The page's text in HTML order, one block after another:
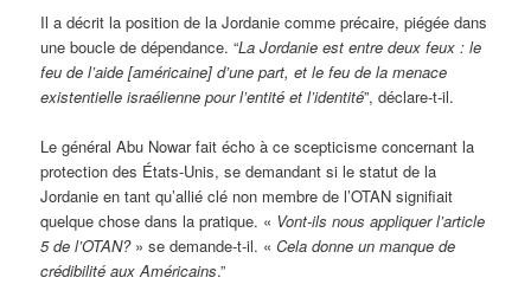
Il a décrit la position de la Jordanie comme précaire, piégée dans
une boucle de dépendance. “La Jordanie est entre deux feux : le
feu de l’aide [américaine] d’une part, et le feu de la menace
existentielle israélienne pour l’entité et l’identité”, déclare-t-il.
Le général Abu Nowar fait écho à ce scepticisme concernant la
protection des États-Unis, se demandant si le statut de la
Jordanie en tant qu’allié clé non membre de l’OTAN signifiait
quelque chose dans la pratique. « Vont-ils nous appliquer l’article
5 de l’OTAN?» se demande-t-il. «Cela donne un manque de
crédibilité aux Américains.”